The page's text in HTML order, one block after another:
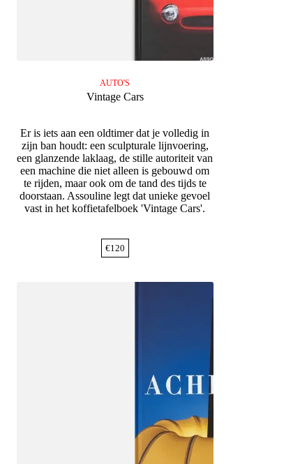
AUTO'S
Vintage Cars
Er is iets aan een oldtimer dat je volledig in
zijn ban houdt: een sculpturale lijnvoering,
een glanzende laklaag, de stille autoriteit van
een machine die niet alleen is gebouwd om
te rijden, maar ook om de tand des tijds te
doorstaan. Assouline legt dat unieke gevoel
vast in het koffietafelboek 'Vintage Cars'.
€120